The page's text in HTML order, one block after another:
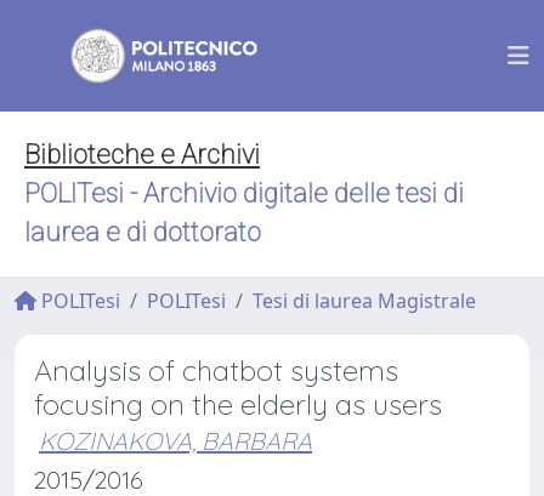
Biblioteche e Archivi
POLITesi - Archivio digitale delle tesi di
laurea e di dottorato
POLITesi POLITesi Tesi di laurea Magistrale
Analysis of chatbot systems
focusing on the elderly as users
KOZINAKOVA, BARBARA
2015/2016